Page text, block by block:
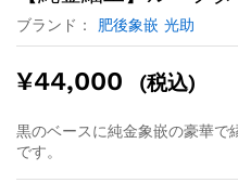
ブランド： 肥後象嵌 光助
¥44,000 (税込)
黒のベースに純金象嵌の豪華で
です。